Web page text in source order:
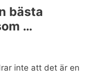
bästa
…
inte att det är en